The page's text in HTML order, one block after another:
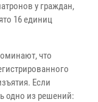
у граждан,
16 единиц
что
Если
одно из решений: